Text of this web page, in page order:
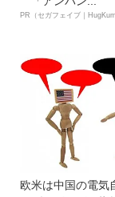
PR（セガフェイブ｜HugKum
欧米は中国の電気